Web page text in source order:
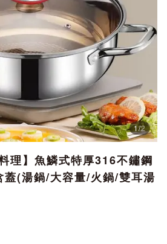
1/2
理】魚鱗式特厚316不鏽鋼
蓋(湯鍋/大容量/火鍋/雙耳湯